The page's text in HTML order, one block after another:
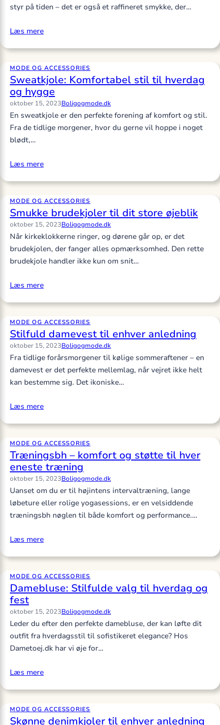
styr på tiden – det er også et raffineret smykke, der…
Læs mere
MODE OG ACCESSORIES
Sweatkjole: Komfortabel stil til hverdag
og hygge
oktober 15, 2023Boligogmode.dk
En sweatkjole er den perfekte forening af komfort og stil.
Fra de tidlige morgener, hvor du gerne vil hoppe i noget
blødt,…
Læs mere
MODE OG ACCESSORIES
Smukke brudekjoler til dit store øjeblik
oktober 15, 2023Boligogmode.dk
Når kirkeklokkerne ringer, og dørene går op, er det
brudekjolen, der fanger alles opmærksomhed. Den rette
brudekjole handler ikke kun om snit…
Læs mere
MODE OG ACCESSORIES
Stilfuld damevest til enhver anledning
oktober 15, 2023Boligogmode.dk
Fra tidlige forårsmorgener til kølige sommeraftener – en
damevest er det perfekte mellemlag, når vejret ikke helt
kan bestemme sig. Det ikoniske…
Læs mere
MODE OG ACCESSORIES
Træningsbh – komfort og støtte til hver
eneste træning
oktober 15, 2023Boligogmode.dk
Uanset om du er til højintens intervaltræning, lange
løbeture eller rolige yogasessions, er en velsiddende
træningsbh nøglen til både komfort og performance.…
Læs mere
MODE OG ACCESSORIES
Damebluse: Stilfulde valg til hverdag og
fest
oktober 15, 2023Boligogmode.dk
Leder du efter den perfekte damebluse, der kan løfte dit
outfit fra hverdagsstil til sofistikeret elegance? Hos
Dametoej.dk har vi øje for…
Læs mere
MODE OG ACCESSORIES
Skønne denimkjoler til enhver anledning